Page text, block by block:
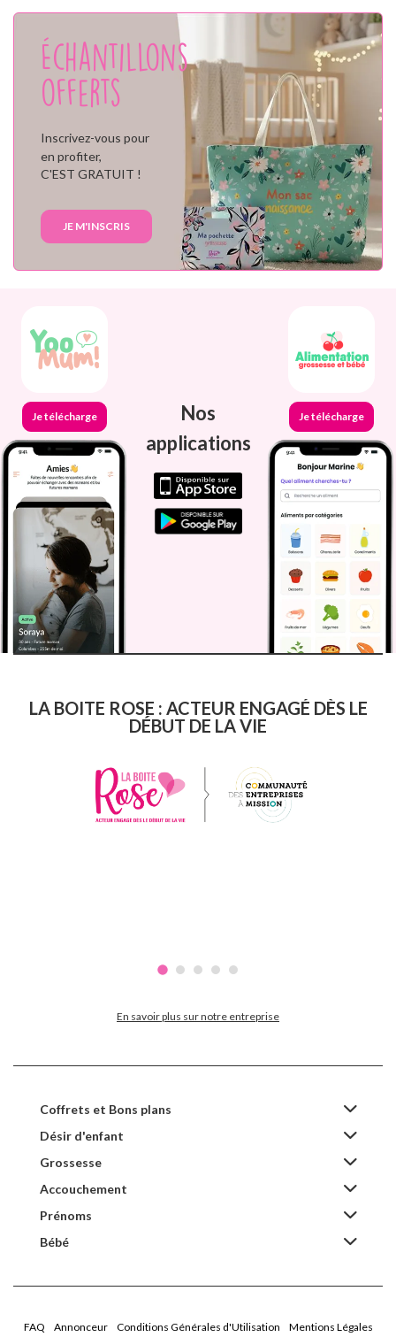
Échantillons
offerts
Inscrivez-vous pour
en profiter,
C'EST GRATUIT !
JE M'INSCRIS
Je télécharge
Nos
applications
Je télécharge
LA BOITE ROSE : ACTEUR ENGAGÉ DÈS LE
DÉBUT DE LA VIE
En savoir plus sur notre entreprise
Coffrets et Bons plans
Désir d'enfant
Grossesse
Accouchement
Prénoms
Bébé
FAQ Annonceur Conditions Générales d'Utilisation Mentions Légales